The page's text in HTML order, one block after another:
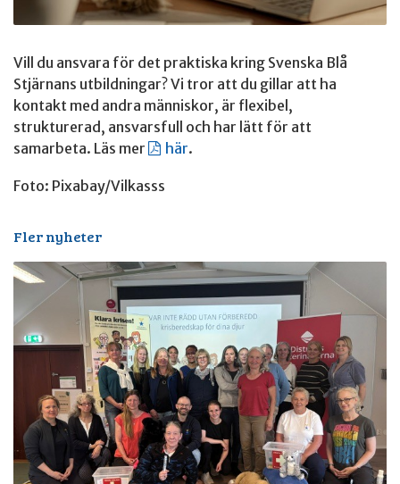
Vill du ansvara för det praktiska kring Svenska Blå
Stjärnans utbildningar? Vi tror att du gillar att ha
kontakt med andra människor, är flexibel,
strukturerad, ansvarsfull och har lätt för att
samarbeta. Läs mer
här.
Foto: Pixabay/Vilkasss
Fler nyheter